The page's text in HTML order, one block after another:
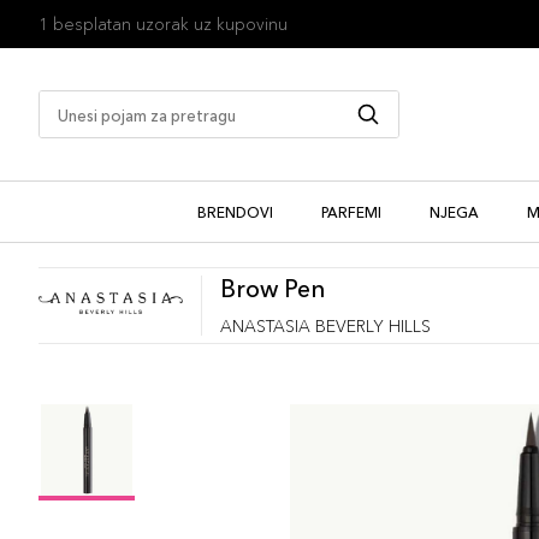
1 besplatan uzorak uz kupovinu
BRENDOVI PARFEMI NJEGA
Brow Pen
ANASTASIA BEVERLY HILLS